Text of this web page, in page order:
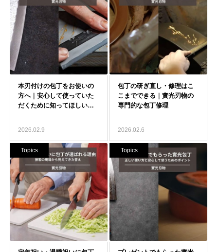
2026.02.9 2026.02.6
Topics Topics